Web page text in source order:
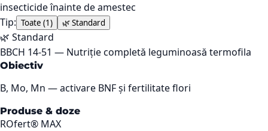
insecticide înainte de amestec
Tip: Toate (1) 🌿Standard
🌿 Standard
BBCH 14-51 — Nutriție completă leguminoasă termofila
Obiectiv
B, Mo, Mn — activare BNF și fertilitate flori
Produse & doze
ROfert® MAX